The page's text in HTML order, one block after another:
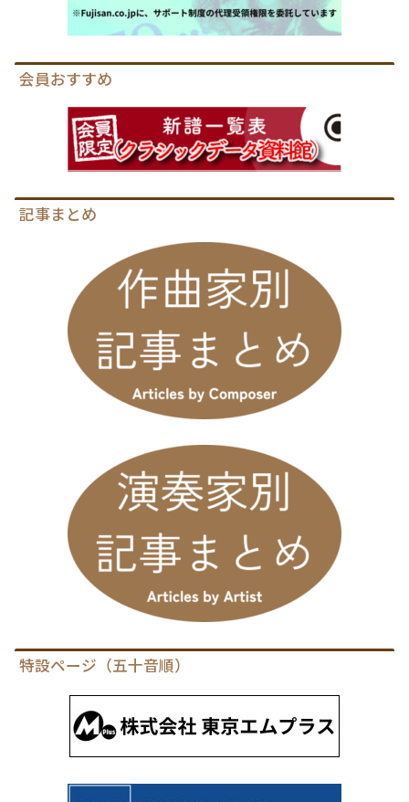
会員おすすめ
記事まとめ
特設ページ（五十音順）